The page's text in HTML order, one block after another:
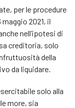
per le procedure
2021, il
nell’ipotesi di
creditoria, solo
della
da liquidare.
solo alla
more, sia